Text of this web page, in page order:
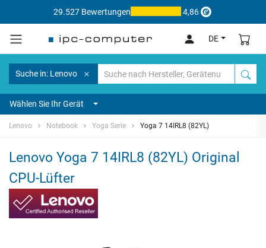
29.527 Bewertungen 4,86
DE
Suche in: Lenovo
Wählen Sie Ihr Gerät
Lenovo Notebook Yoga Serie Yoga 7 14IRL8 (82YL)
Lenovo Yoga 7 14IRL8 (82YL) Original
CPU-Lüfter